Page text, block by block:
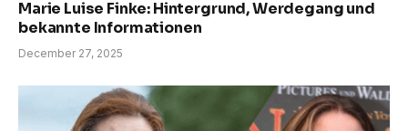
Marie Luise Finke: Hintergrund, Werdegang und
bekannte Informationen
December 27, 2025